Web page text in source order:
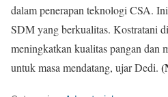
dalam penerapan teknologi CSA.
SDM yang berkualitas. Kostratani
meningkatkan kualitas pangan dan
untuk masa mendatang, ujar Dedi.